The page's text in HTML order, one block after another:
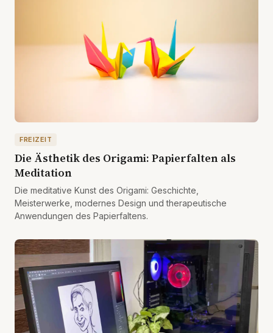
FREIZEIT
Die Ästhetik des Origami: Papierfalten als
Meditation
Die meditative Kunst des Origami: Geschichte,
Meisterwerke, modernes Design und therapeutische
Anwendungen des Papierfaltens.